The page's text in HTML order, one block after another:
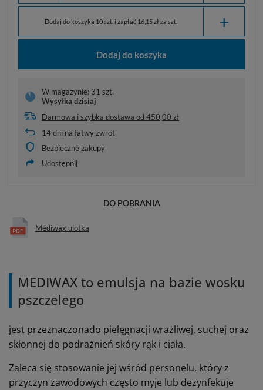
Dodaj do koszyka 10 szt. i zapłać 16,15 zł za szt. +
Dodaj do koszyka
W magazynie: 31 szt.
Wysyłka dzisiaj
Darmowa i szybka dostawa od450,00 zł
14dni na łatwy zwrot
Bezpieczne zakupy
Udostępnij
DO POBRANIA
Mediwax ulotka
MEDIWAX to emulsja na bazie wosku
pszczelego
jest przeznaczonado pielęgnacji wrażliwej, suchej oraz
skłonnej do podrażnień skóry rąk i ciała.
Zaleca się stosowanie jej wśród personelu, który z
przyczyn zawodowych często myje lub dezynfekuje